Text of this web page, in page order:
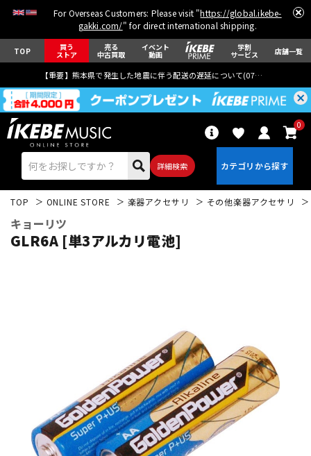
For Overseas Customers: Please visit "https://global.ikebe-
gakki.com/" for direct international shipping.
TOP 買う
ストア
売る
中古買取
イベント
動画
学割
サービス 店舗一覧
【重要】熊本県で発生した地震に伴う配送の遅延について(07月29日
詳細検索
0
パーカッション
キーボード 電子ピアノ
TOP ONLINE STORE 楽器アクセサリ その他楽器アクセサリ
キョーリツ
GLR6A [単3アルカリ電池]